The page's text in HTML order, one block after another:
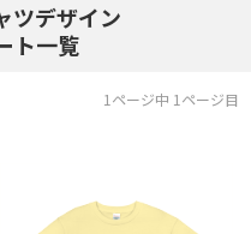
ツデザイン
ト一覧
1ページ中 1ページ目